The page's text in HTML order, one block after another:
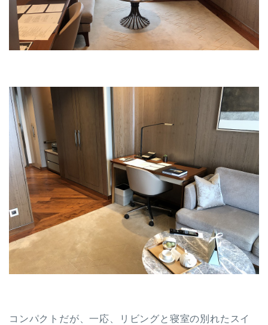
コンパクトだが、一応、リビングと寝室の別れたスイ